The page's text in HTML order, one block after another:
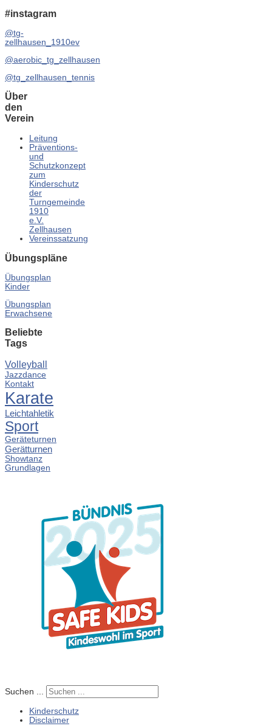
#instagram
@tg-
zellhausen_1910ev
@aerobic_tg_zellhausen
@tg_zellhausen_tennis
Über
den
Verein
Leitung
Präventions-
und
Schutzkonzept
zum
Kinderschutz
der
Turngemeinde
1910
e.V.
Zellhausen
Vereinssatzung
Übungspläne
Übungsplan
Kinder
Übungsplan
Erwachsene
Beliebte
Tags
Volleyball
Jazzdance
Kontakt
Karate
Leichtahletik
Sport
Geräteturnen
Gerätturnen
Showtanz
Grundlagen
Suchen ...
Kinderschutz
Disclaimer